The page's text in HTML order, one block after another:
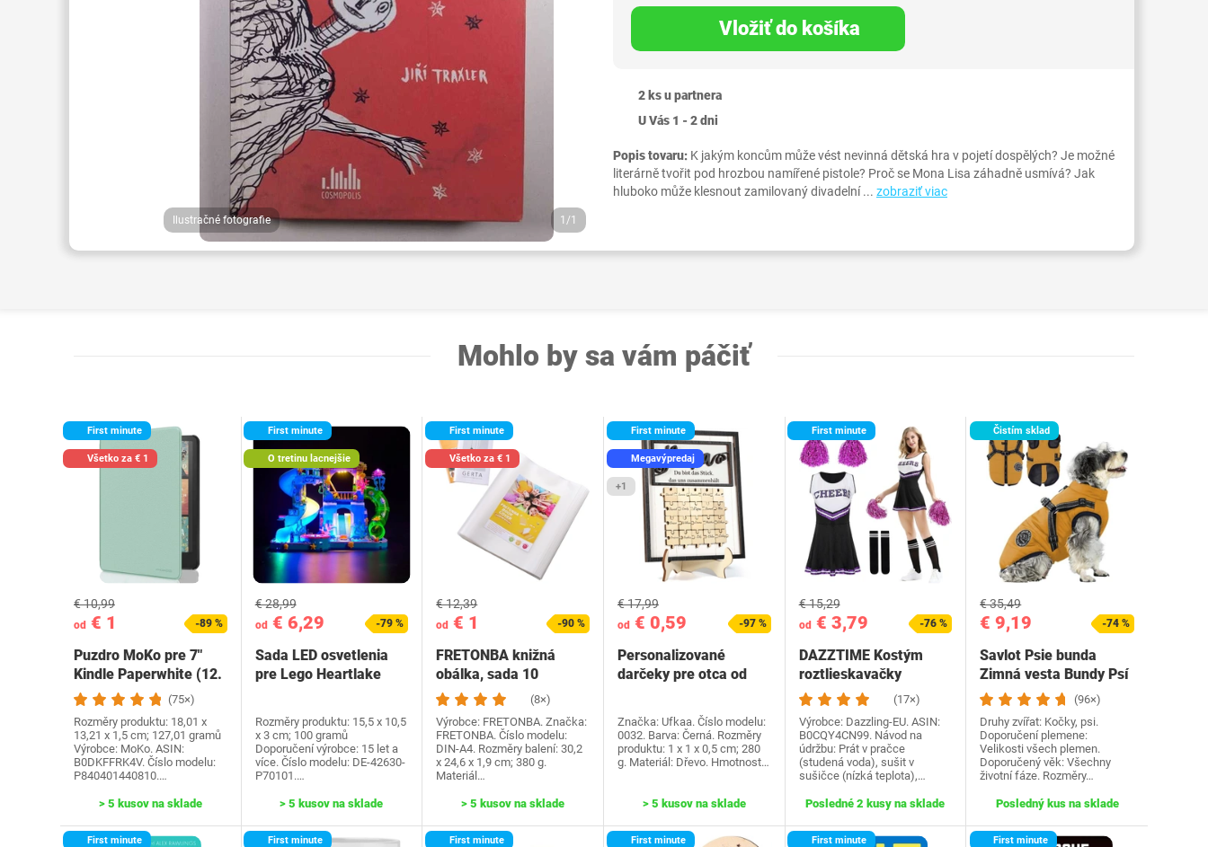
Ilustračné fotografie 1/1
Vložiť do košíka
2 ks u partnera
U Vás 1 - 2 dni
Popis tovaru: K jakým koncům může vést nevinná dětská hra v pojetí dospělých? Je možné
literárně tvořit pod hrozbou namířené pistole? Proč se Mona Lisa záhadně usmívá? Jak
hluboko může klesnout zamilovaný divadelní ... zobraziť viac
Mohlo by sa vám páčiť
First minute
Všetko za € 1
od € 1
€ 10,99
-89 %
Puzdro MoKo pre 7"
Kindle Paperwhite (12.
generácia-2024) a…
(75×)
Rozměry produktu: 18,01 x
13,21 x 1,5 cm; 127,01 gramů
Výrobce: MoKo. ASIN:
B0DKFFRK4V. Číslo modelu:
P840401440810.…
> 5 kusov na sklade
First minute
O tretinu lacnejšie
od€ 6,29
€ 28,99
-79 %
Sada LED osvetlenia
pre Lego Heartlake
Rozměry produktu: 15,5 x 10,5
x 3 cm; 100 gramů
Doporučení výrobce: 15 let a
více. Číslo modelu: DE-42630-
P70101.…
> 5 kusov na sklade
First minute
Všetko za € 1
od € 1
€ 12,39
-90 %
FRETONBA knižná
obálka, sada 10
knižných dosiek,
priehľadné…
(8×)
Výrobce: FRETONBA. Značka:
FRETONBA. Číslo modelu:
DIN-A4. Rozměry balení: 30,2
x 24,6 x 1,9 cm; 380 g.
Materiál…
> 5 kusov na sklade
First minute
Megavýpredaj
+1
od€ 0,59
€ 17,99
-97 %
Personalizované
darčeky pre otca od
Značka: Ufkaa. Číslo modelu:
0032. Barva: Černá. Rozměry
produktu: 1 x 1 x 0,5 cm; 280
g. Materiál: Dřevo. Hmotnost…
> 5 kusov na sklade
First minute
od€ 3,79
€ 15,29
-76 %
DAZZTIME Kostým
roztlieskavačky
dámske, kostým…
(17×)
Výrobce: Dazzling-EU. ASIN:
B0CQY4CN99. Návod na
údržbu: Prát v pračce
(studená voda), sušit v
sušičce (nízká teplota),…
Posledné 2 kusy na sklade
Čistím sklad
€ 9,19
€ 35,49
-74 %
Savlot Psie bunda
Zimná vesta Bundy Psí
kabát Psí sveter…
(96×)
Druhy zvířat: Kočky, psi.
Doporučení plemene:
Velikosti všech plemen.
Doporučený věk: Všechny
životní fáze. Rozměry…
Posledný kus na sklade
First minute First minute First minute First minute First minute First minute